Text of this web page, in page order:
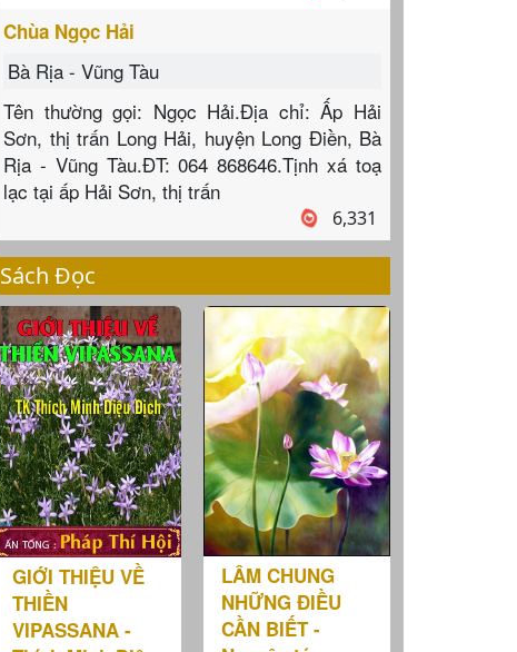
Chùa Ngọc Hải
Bà Rịa - Vũng Tàu
Tên thường gọi: Ngọc Hải.Địa chỉ: Ấp Hải
Sơn, thị trấn Long Hải, huyện Long Điền, Bà
Rịa - Vũng Tàu.ĐT: 064 868646.Tịnh xá toạ
lạc tại ấp Hải Sơn, thị trấn
6,331
Sách Đọc
GIỚI THIỆU VỀ
THIỀN
VIPASSANA -
LÂM CHUNG
NHỮNG ĐIỀU
CẦN BIẾT -